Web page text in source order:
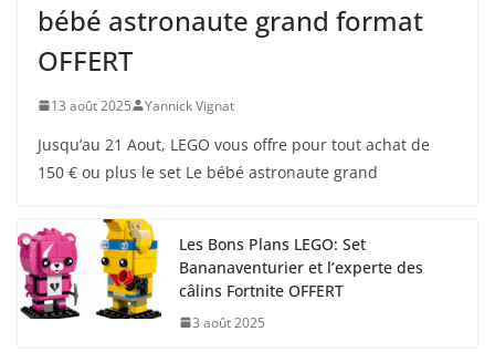
bébé astronaute grand format
OFFERT
13 août 2025 Yannick Vignat
Jusqu’au 21 Aout, LEGO vous offre pour tout achat de
150 € ou plus le set Le bébé astronaute grand
Les Bons Plans LEGO: Set
Bananaventurier et l’experte des
câlins Fortnite OFFERT
3 août 2025